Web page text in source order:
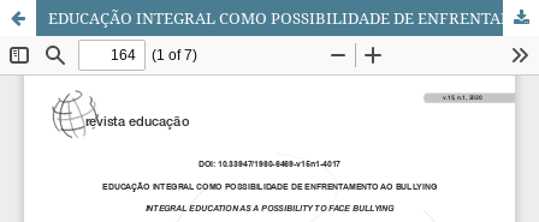
EDUCAÇÃO INTEGRAL COMO POSSIBILIDADE DE ENFRENTAMENTO AO BULLYING